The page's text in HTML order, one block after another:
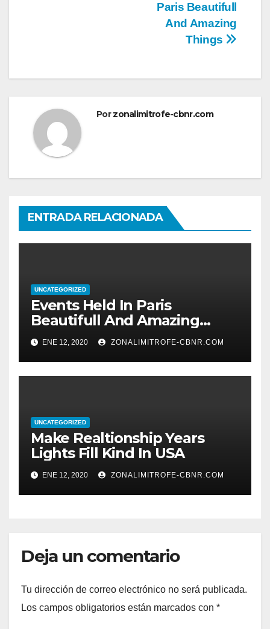
Paris Beautifull
And Amazing
Things
Porzonalimitrofe-cbnr.com
ENTRADA RELACIONADA
UNCATEGORIZED
Events Held In Paris
Beautifull And Amazing
Things
ENE 12, 2020 ZONALIMITROFE-CBNR.COM
UNCATEGORIZED
Make Realtionship Years
Lights Fill Kind In USA
ENE 12, 2020 ZONALIMITROFE-CBNR.COM
Deja un comentario
Tu dirección de correo electrónico no será publicada.
Los campos obligatorios están marcados con *